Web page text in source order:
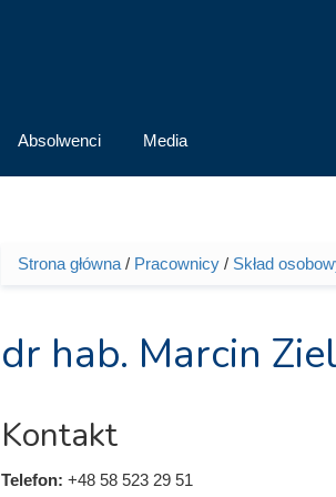
Absolwenci Media
Jesteś tutaj
Strona główna/ Pracownicy/ Skład
dr hab. Marcin
Kontakt
Telefon: +48 58 523 29 51